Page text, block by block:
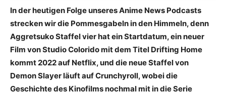
In der heutigen Folge unseres Anime News Podcasts
strecken wir die Pommesgabeln in den Himmeln, denn
Aggretsuko Staffel vier hat ein Startdatum, ein neuer
Film von Studio Colorido mit dem Titel Drifting Home
kommt 2022 auf Netflix, und die neue Staffel von
Demon Slayer läuft auf Crunchyroll, wobei die
Geschichte des Kinofilms nochmal mit in die Serie